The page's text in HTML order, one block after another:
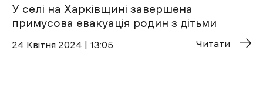
У селі на Харківщині завершена
примусова евакуація родин з дітьми
24 Квітня 2024 | 13:05 Читати